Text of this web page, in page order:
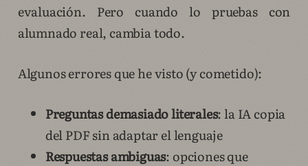
evaluación. Pero cuando lo pruebas con
alumnado real, cambia todo.
Algunos errores que he visto (y cometido):
Preguntas demasiado literales: la IA copia
del PDF sin adaptar el lenguaje
Respuestas ambiguas: opciones que